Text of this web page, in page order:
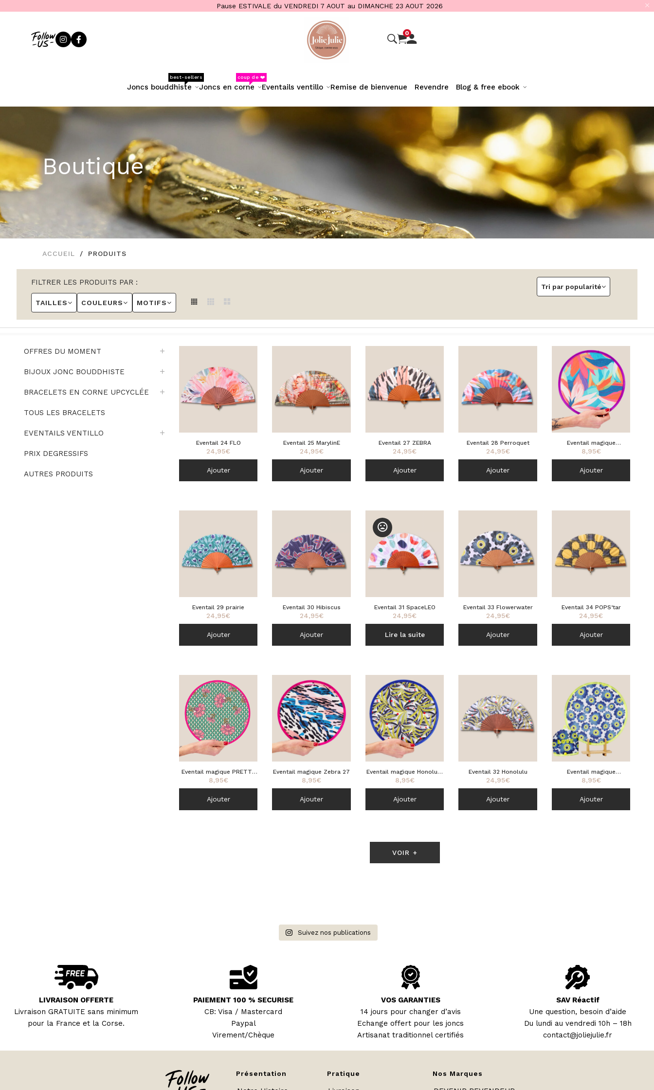
Pause ESTIVALE du VENDREDI 7 AOUT au DIMANCHE 23 AOUT 2026
0
joncs bouddhiste
best-sellers
joncs en corne
coup de ❤️
eventails ventillo remise de bienvenue revendre blog & free ebook
Boutique
ACCUEIL PRODUITS
FILTRER LES PRODUITS PAR :
TAILLES COULEURS MOTIFS
Tri par popularité
Eventail 24 FLO
24,95€
Ajouter
Eventail 25 MarylinE
24,95€
Ajouter
Eventail 27 ZEBRA
24,95€
Ajouter
Eventail 28 Perroquet
24,95€
Ajouter
Eventail magique
Perroquet 28
8,95€
Ajouter
Eventail 29 prairie
24,95€
Ajouter
Eventail 30 Hibiscus
24,95€
Ajouter
Eventail 31 SpaceLEO
24,95€
Lire la suite
Eventail 33 Flowerwater
24,95€
Ajouter
Eventail 34 POPS’tar
24,95€
Ajouter
Eventail magique PRETTY
20
8,95€
Ajouter
Eventail magique Zebra 27
8,95€
Ajouter
Eventail magique Honolulu
32
8,95€
Ajouter
Eventail 32 Honolulu
24,95€
Ajouter
Eventail magique
Flowerwater 33
8,95€
Ajouter
VOIR +
OFFRES DU MOMENT
BIJOUX JONC BOUDDHISTE
BRACELETS EN CORNE UPCYCLÉE
TOUS LES BRACELETS
EVENTAILS VENTILLO
PRIX DEGRESSIFS
AUTRES PRODUITS
Suivez nos publications
LIVRAISON OFFERTE
Livraison GRATUITE sans minimum
pour la France et la Corse.
PAIEMENT 100 % SECURISE
CB: Visa / Mastercard
Paypal
Virement/Chèque
VOS GARANTIES
14 jours pour changer d’avis
Echange offert pour les joncs
Artisanat traditionnel certifiés
SAV Réactif
Une question, besoin d’aide
Du lundi au vendredi 10h – 18h
contact@joliejulie.fr
Présentation Pratique Nos Marques